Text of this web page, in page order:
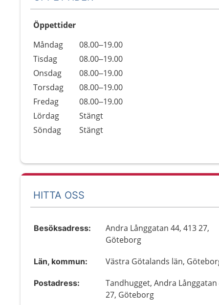
Öppettider
Dag
Öppettider
Kommentarer
Måndag
08.00–19.00
Tisdag
08.00–19.00
Onsdag
08.00–19.00
Torsdag
08.00–19.00
Fredag
08.00–19.00
Lördag
Stängt
Söndag
Stängt
HITTA OSS
Besöksadress:
Andra Långgatan 44, 413 27,
Göteborg
Län, kommun: Västra Götalands län,
Postadress:
Tandhugget, Andra Långgatan
27, Göteborg